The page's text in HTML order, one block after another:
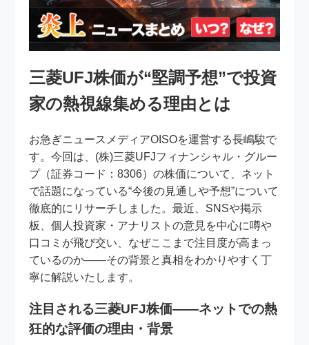
三菱UFJ株価が“堅調予想”で投資
家の熱視線集める理由とは
お急ぎニュースメディアOISOを運営する長嶋駿で
す。今回は、(株)三菱UFJフィナンシャル・グルー
プ（証券コード：8306）の株価について、ネット
で話題になっている“今後の見通しや予想”について
徹底的にリサーチしました。最近、SNSや掲示
板、個人投資家・アナリストの意見を中心に噂や
口コミが飛び交い、なぜここまで注目度が高まっ
ているのか――その背景と真相をわかりやすく丁
寧に解説いたします。
注目される三菱UFJ株価――ネットでの熱
狂的な評価の理由・背景